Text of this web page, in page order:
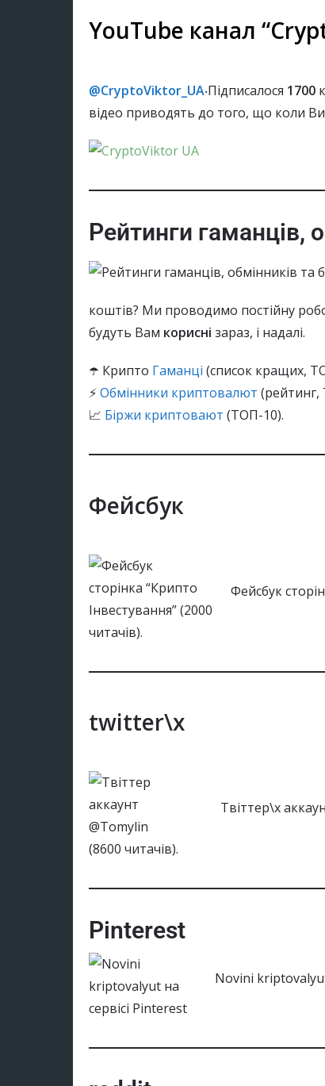
YouTube канал
@CryptoViktor_UA‧Підписалося 1700
відео приводять до того, що коли
Рейтинги гаманців,
коштів? Ми проводимо постійну
будуть Вам корисні зараз, і надалі.
☂️ Крипто Гаманці (список кращих,
⚡Обмінники криптовалют
📈 Біржи криптовают (ТОП-10).
Фейсбук
Фейсбук
twitter\x
Твіттер\x
Pinterest
Novini kriptovalyut